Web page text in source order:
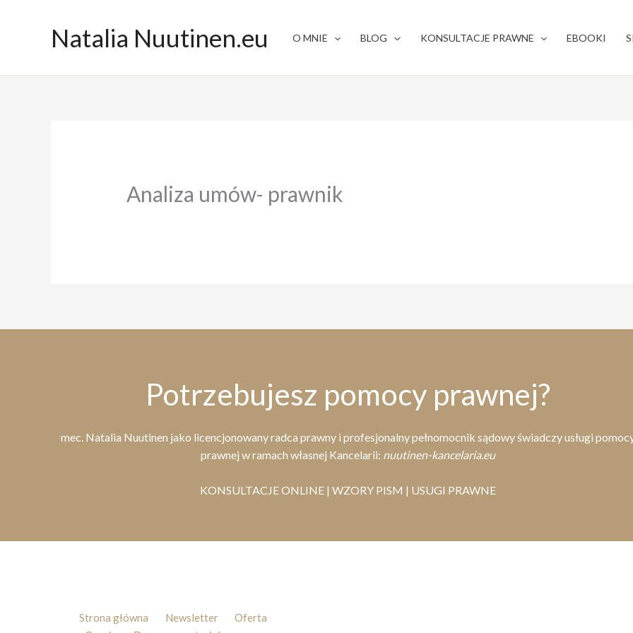
Natalia Nuutinen.eu O MNIE BLOG KONSULTACJE PRAWNE EBOOKI
Analiza umów- prawnik
Potrzebujesz pomocy prawnej?
mec. Natalia Nuutinen jako licencjonowany radca prawny i profesjonalny pełnomocnik sądowy świadczy usługi
prawnej w ramach własnej Kancelarii: nuutinen-kancelaria.eu
KONSULTACJE ONLINE | WZORY PISM | USUGI PRAWNE
Strona główna Newsletter
Oferta